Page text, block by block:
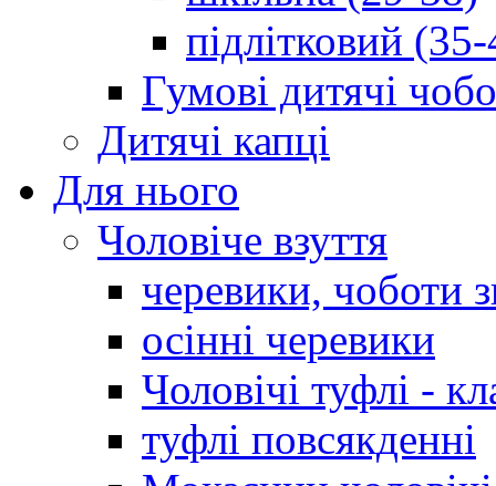
підлітковий
Гумові дитячі
Дитячі капці
Для нього
Чоловіче взуття
черевики, чоботи
осінні черевики
Чоловічі туфлі -
туфлі повсякденні